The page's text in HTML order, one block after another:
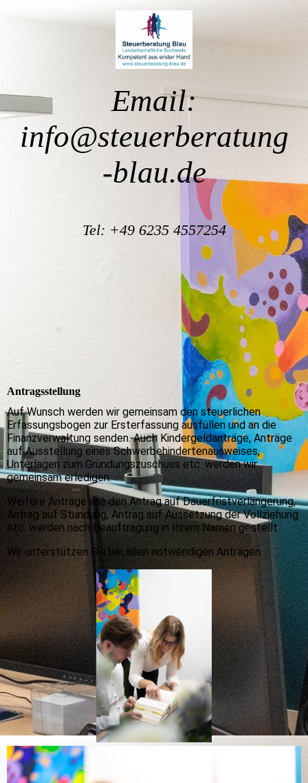
Email:
info@steuerberatung
-blau.de
Tel: +49 6235 4557254
Antragsstellung
Auf Wunsch werden wir gemeinsam den steuerlichen
Erfassungsbogen zur Ersterfassung ausfüllen und an die
Finanzverwaltung senden. Auch Kindergeldanträge, Anträge
auf Ausstellung eines Schwerbehindertenausweises,
Unterlagen zum Gründungszuschuss etc. werden wir
gemeinsam erledigen.
Weitere Anträge wie den Antrag auf Dauerfristverlängerung,
Antrag auf Stundung, Antrag auf Aussetzung der Vollziehung
etc. werden nach Beauftragung in Ihrem Namen gestellt.
Wir unterstützen Sie bei allen notwendigen Anträgen.